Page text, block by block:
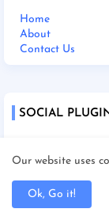
Home
About
Contact Us
SOCIAL
Home
About Us
Our website uses
Ok, Go it!